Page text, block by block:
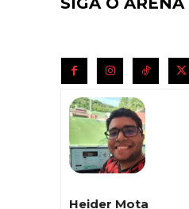
Heider Mota